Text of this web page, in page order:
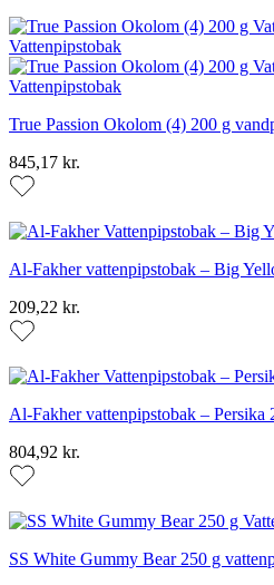
True Passion Okolom (4) 200 g
845,17 kr.
Al-Fakher vattenpipstobak – Big
209,22 kr.
Al-Fakher vattenpipstobak – Persika
804,92 kr.
SS White Gummy Bear 250 g